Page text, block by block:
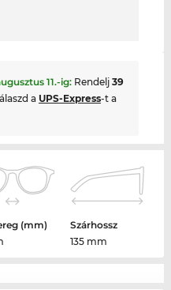
11.-ig: Rendelj 39
a UPS-Express-t a
(mm)
Szárhossz
135 mm